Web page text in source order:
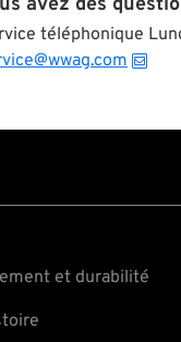
avez des
téléphonique
et durabilité